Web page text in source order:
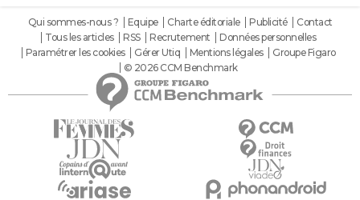
Qui sommes-nous ? Equipe Charte éditoriale Publicité
Contact
Tous les articles
RSS Recrutement
Données personnelles
Paramétrer les cookies
Gérer Utiq Mentions légales
Groupe Figaro
© 2026 CCM Benchmark